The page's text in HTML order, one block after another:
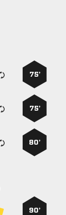
75’
75’
80’
90’